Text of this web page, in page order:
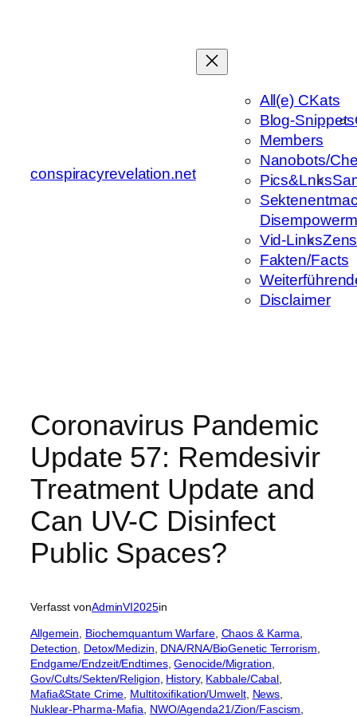
conspiracyrevelation.net
All(e) CKats
Blog-Snippets
Members
Nanobots/
Pics&Lnks
Vid-Links
Fakten/Facts
Disclaimer
Coronavirus Pandemic
Update 57: Remdesivir
Treatment Update and
Can UV-C Disinfect
Public Spaces?
Verfasst vonAdminVI2025in
Allgemein Biochemquantum Warfare, Chaos & Karma
Detection
Detox/Medizin DNA/RNA/BioGenetic Terrorism
Endgame/Endzeit/Endtimes, Genocide/Migration
Gov/Cults/Sekten/Religion History, Kabbale/Cabal
Mafia&State Crime Multitoxifikation/Umwelt, News
Nuklear-Pharma-Mafia
NWO/Agenda21/Zion/Fascism